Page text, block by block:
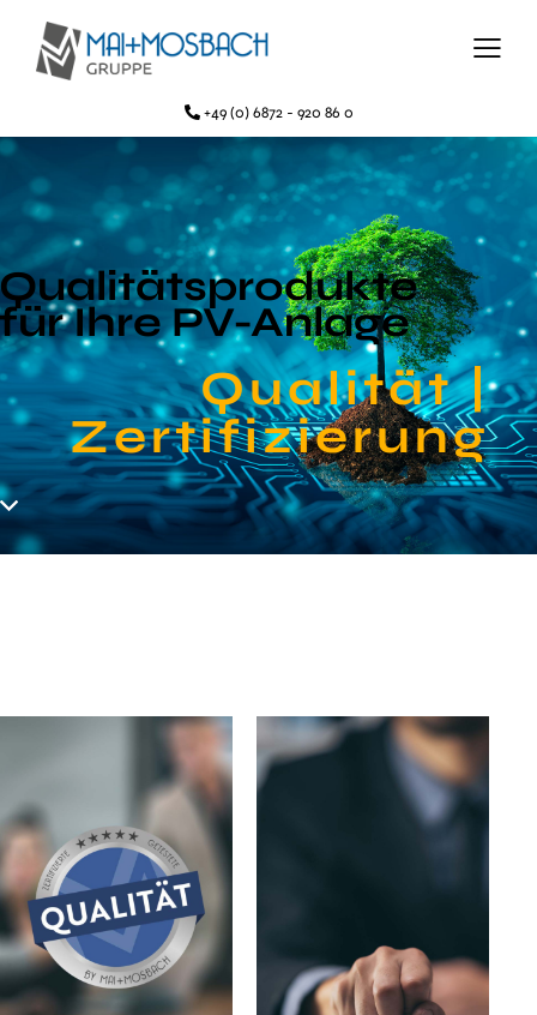
+49 (0) 6872 - 920 86 0
Qualitäts­produkte
für Ihre PV-Anlage
Qualität |
Zertifi­zierung